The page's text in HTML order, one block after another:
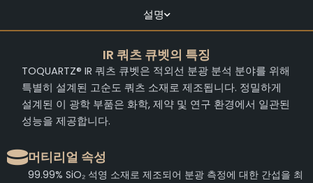
설명
IR 쿼츠 큐벳의 특징
TOQUARTZ® IR 쿼츠 큐벳은 적외선 분광 분석 분야를 위해
특별히 설계된 고순도 쿼츠 소재로 제조됩니다. 정밀하게
설계된 이 광학 부품은 화학, 제약 및 연구 환경에서 일관된
성능을 제공합니다.
머티리얼 속성
99.99% SiO₂ 석영 소재로 제조되어 분광 측정에 대한 간섭을 최